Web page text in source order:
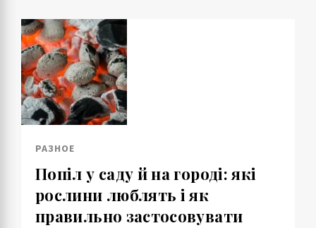
РАЗНОЕ
Попіл у саду й на городі: які
рослини люблять і як
правильно застосовувати